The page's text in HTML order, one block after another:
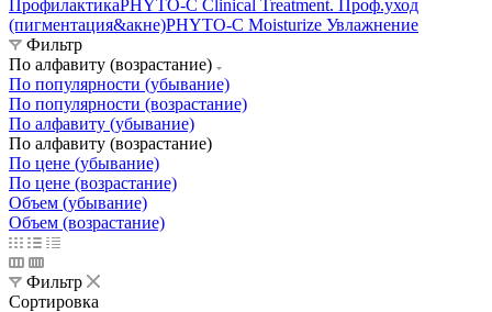
ПрофилактикаPHYTO-C Clinical Treatment. Проф.уход
(пигментация&акне)PHYTO-C Moisturize Увлажнение
Фильтр
По алфавиту (возрастание)
По популярности (убывание)
По популярности (возрастание)
По алфавиту (убывание)
По алфавиту (возрастание)
По цене (убывание)
По цене (возрастание)
Объем (убывание)
Объем (возрастание)
Фильтр
Сортировка